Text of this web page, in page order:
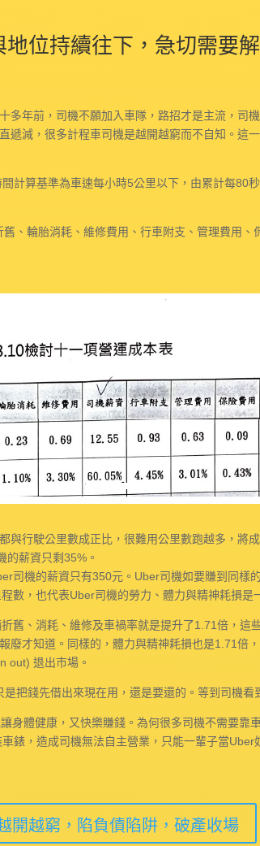
地位持續往下，急切需要
多年前，司機不願加入車隊，路招才是主流，司
減，很多計程車司機是越開越窮而不自知。這
計算基準為車速每小時5公里以下，由累計每80
、輪胎消耗、維修費用、行車附支、管理費用
行駛公里數成正比，很難用公里數跑越多，將
的薪資只剩35%。
司機的薪資只有350元。Uber司機如要賺到同樣
數，也代表Uber司機的勞力、體力與精神耗損是
舊、消耗、維修及車禍率就是提升了1.71倍，這
廢才知道。同樣的，體力與精神耗損也是1.71倍
out) 退出市場。
把錢先借出來現在用，還是要還的。等到司機看
身體健康，又快樂賺錢。為何很多司機不需要靠
錶，造成司機無法自主營業，只能一輩子當
開越窮，陷負債陷阱，破產收場